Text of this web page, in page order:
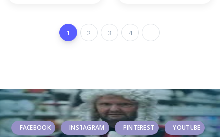
1 2 3 4
FACEBOOK INSTAGRAM PINTEREST YOUTUBE